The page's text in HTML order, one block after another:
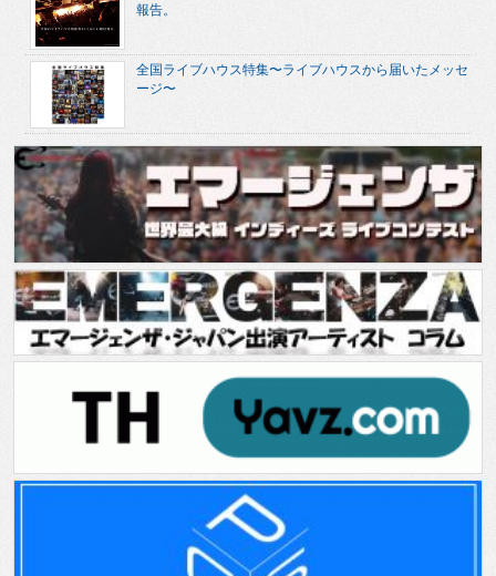
報告。
全国ライブハウス特集〜ライブハウスから届いたメッセ
ージ〜